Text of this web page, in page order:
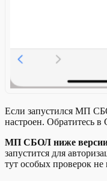
Если запустился МП
настроен. Обратитесь
МП СБОЛ ниже версии
запустится для
тут особых проверок